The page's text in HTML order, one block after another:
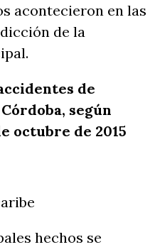
acontecieron en las
de la
de
según
octubre de 2015
hechos se